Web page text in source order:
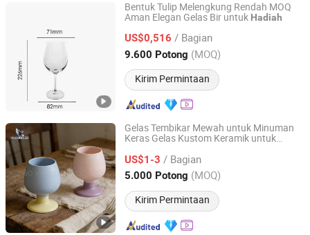
Bentuk Tulip Melengkung Rendah MOQ
Aman Elegan Gelas Bir untuk Hadiah
US$0,516 / Bagian
9.600 Potong (MOQ)
Kirim Permintaan
Anhui Dengyun Glass Technology Co., Ltd.
Anhui, China Harga mulai 2026
Gelas Tembikar Mewah untuk Minuman
Keras Gelas Kustom Keramik untuk
US$1-3 / Bagian
5.000 Potong (MOQ)
Kirim Permintaan
Zibo Vanguard Co.,Ltd
Shandong, China Harga mulai 2024